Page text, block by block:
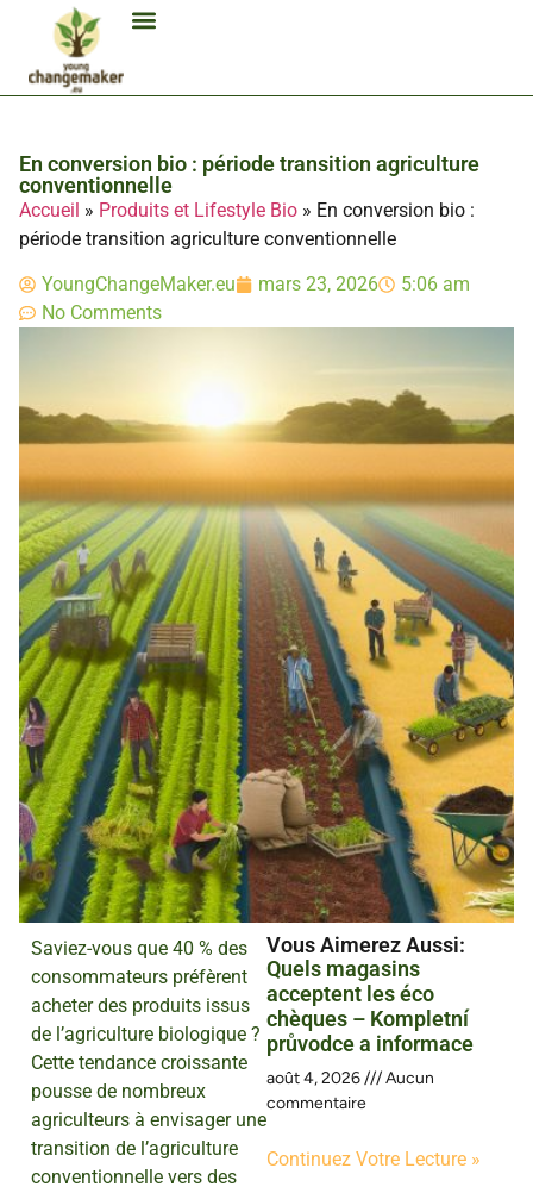
En conversion bio : période transition agriculture
conventionnelle
Accueil » Produits et Lifestyle Bio » En conversion bio :
période transition agriculture conventionnelle
YoungChangeMaker.eu mars 23, 2026
5:06 am
No Comments
Saviez-vous que 40 % des
consommateurs préfèrent
acheter des produits issus
de l’agriculture biologique ?
Cette tendance croissante
pousse de nombreux
agriculteurs à envisager une
transition de l’agriculture
conventionnelle vers des
Vous Aimerez Aussi :
Quels magasins
acceptent les éco
chèques – Kompletní
průvodce a informace
août 4, 2026
Aucun
commentaire
Continuez Votre Lecture »